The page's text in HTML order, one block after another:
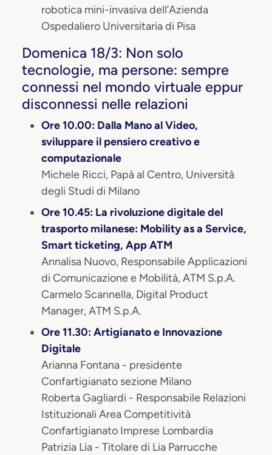
robotica mini-invasiva dell’Azienda
Ospedaliero Universitaria di Pisa
Domenica 18/3: Non solo
tecnologie, ma persone: sempre
connessi nel mondo virtuale eppur
disconnessi nelle relazioni
Ore 10.00: Dalla Mano al Video,
sviluppare il pensiero creativo e
computazionale
Michele Ricci, Papà al Centro, Università
degli Studi di Milano
Ore 10.45: La rivoluzione digitale del
trasporto milanese: Mobility as a Service,
Smart ticketing, App ATM
Annalisa Nuovo, Responsabile Applicazioni
di Comunicazione e Mobilità, ATM S.p.A.
Carmelo Scannella, Digital Product
Manager, ATM S.p.A.
Ore 11.30: Artigianato e Innovazione
Digitale
Arianna Fontana - presidente
Confartigianato sezione Milano
Roberta Gagliardi - Responsabile Relazioni
Istituzionali Area Competitività
Confartigianato Imprese Lombardia
Patrizia Lia - Titolare di Lia Parrucche